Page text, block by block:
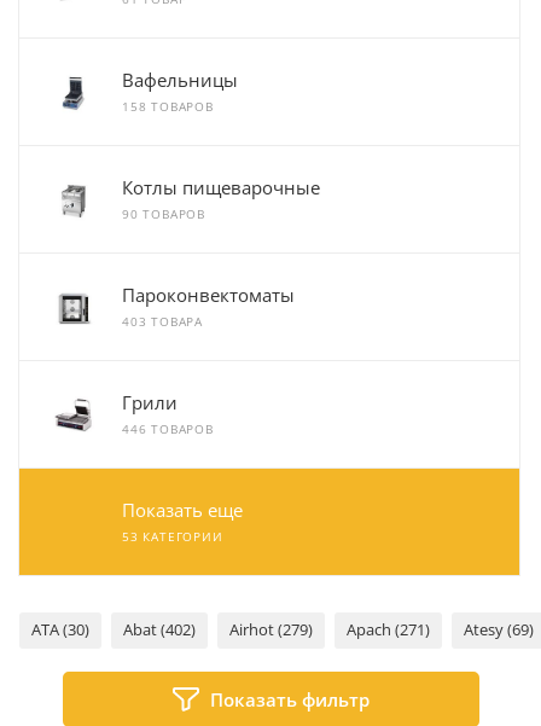
Вафельницы
158 ТОВАРОВ
Котлы пищеварочные
90 ТОВАРОВ
Пароконвектоматы
403 ТОВАРА
Грили
446 ТОВАРОВ
Показать еще
53 КАТЕГОРИИ
ATA (30) Abat (402) Airhot (279) Apach (271) Atesy (69)
Показать фильтр